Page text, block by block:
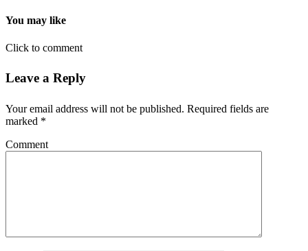
You may like
Click to comment
Leave a Reply
Your email address will not be published. Required fields are
marked *
Comment